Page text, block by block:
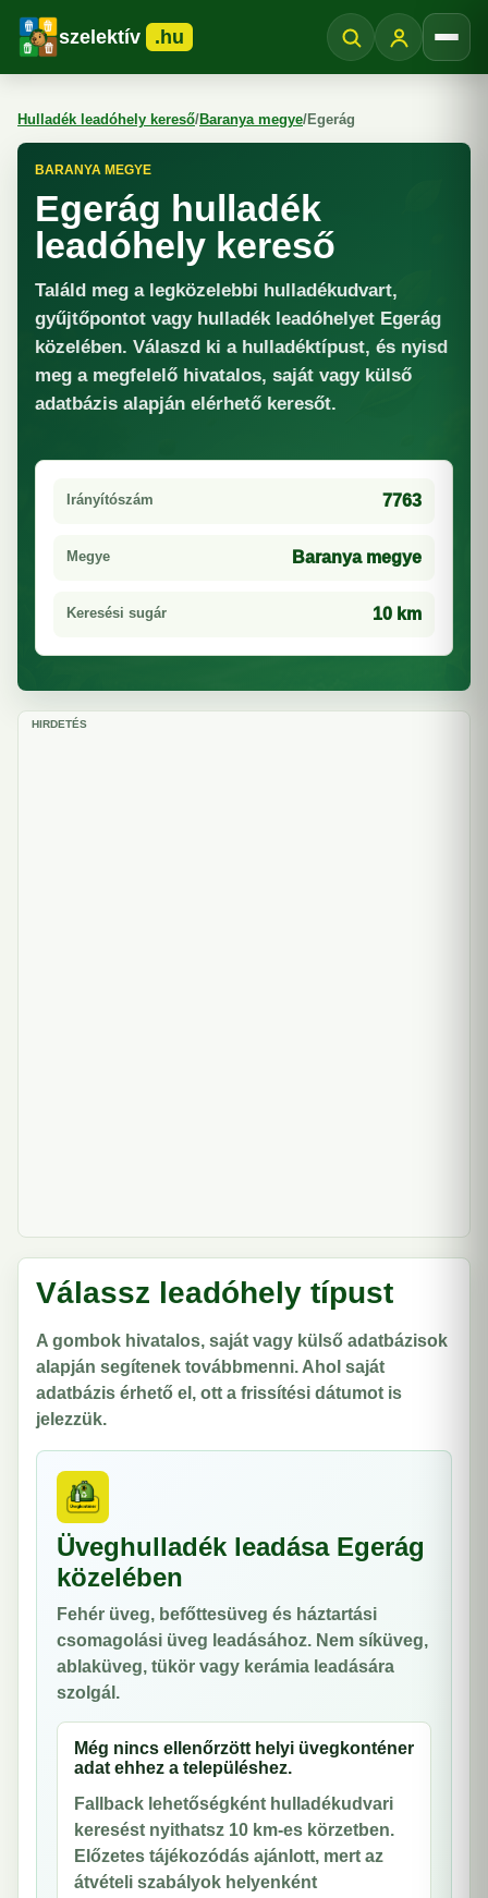
szelektív .hu
Hulladék leadóhely kereső/Baranya megye/Egerág
BARANYA MEGYE
Egerág hulladék
leadóhely kereső
Találd meg a legközelebbi hulladékudvart,
gyűjtőpontot vagy hulladék leadóhelyet Egerág
közelében. Válaszd ki a hulladéktípust, és nyisd
meg a megfelelő hivatalos, saját vagy külső
adatbázis alapján elérhető keresőt.
Irányítószám 7763
Megye Baranya megye
Keresési sugár 10 km
HIRDETÉS
Válassz leadóhely típust
A gombok hivatalos, saját vagy külső adatbázisok
alapján segítenek továbbmenni. Ahol saját
adatbázis érhető el, ott a frissítési dátumot is
jelezzük.
Üveghulladék leadása Egerág
közelében
Fehér üveg, befőttesüveg és háztartási
csomagolási üveg leadásához. Nem síküveg,
ablaküveg, tükör vagy kerámia leadására
szolgál.
Még nincs ellenőrzött helyi üvegkonténer
adat ehhez a településhez.
Fallback lehetőségként hulladékudvari
keresést nyithatsz 10 km-es körzetben.
Előzetes tájékozódás ajánlott, mert az
átvételi szabályok helyenként